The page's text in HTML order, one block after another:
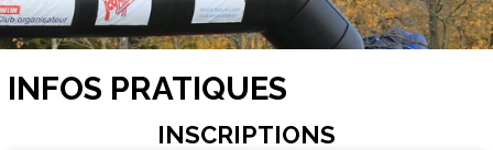
INFOS PRATIQUES
INSCRIPTIONS